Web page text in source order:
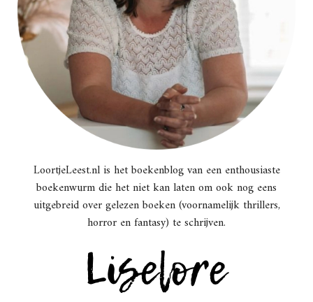
LoortjeLeest.nl is het boekenblog van een enthousiaste
boekenwurm die het niet kan laten om ook nog eens
uitgebreid over gelezen boeken (voornamelijk thrillers,
horror en fantasy) te schrijven.